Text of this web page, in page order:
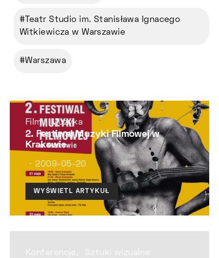
Teatr Studio im. Stanisława Ignacego
Witkiewicza w Warszawie
Warszawa
Film Muzyka
2. Festiwal Muzyki Filmowej w
Krakowie
2009-05-20
WYŚWIETL ARTYKUŁ
Konferencje Sztuki wizualne